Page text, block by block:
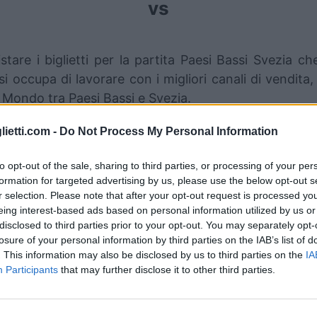
- Do Not Process My Personal Information
opt-out of the sale, sharing to third parties, or processing of your
for targeted advertising by us, please use the below opt-out
selection. Please note that after your opt-out request is processed
interest-based ads based on personal information utilized by us
to third parties prior to your opt-out. You may separately
of your personal information by third parties on the IAB’s list of
This information may also be disclosed by us to third parties on the
Participants that may further disclose it to other third parties.
vs
i biglietti per la partita Paesi Bassi Svezia
occupa di lavorare con i migliori canali di
tra Paesi Bassi e Svezia.
sui biglietti sono disattivate per questa
Partite Paesi Bassi Svezia
Bassi 0-0
Svezia